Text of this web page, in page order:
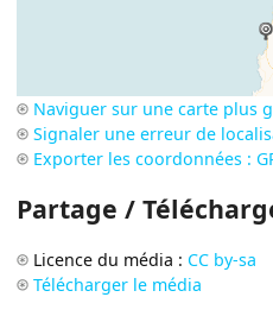
Naviguer sur une carte plus
Signaler une erreur de
Exporter les coordonnées :
Partage /
Licence du média : CC by-sa
Télécharger le média